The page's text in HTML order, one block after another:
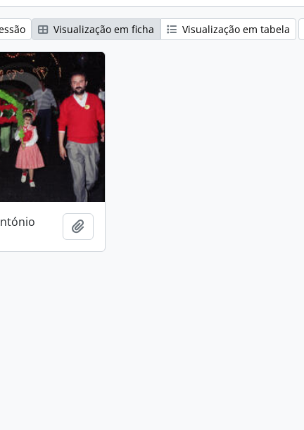
Visualização em ficha Visualização em tabela